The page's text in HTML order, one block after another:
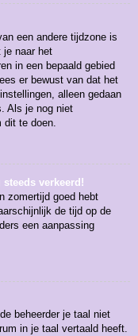
een andere tijdzone is
je naar het
in een bepaald gebied
er bewust van dat het
alleen gedaan
Als je nog niet
te doen.
verkeerd!
zomertijd goed hebt
de tijd op de
een aanpassing
beheerder je taal niet
in je taal vertaald heeft.